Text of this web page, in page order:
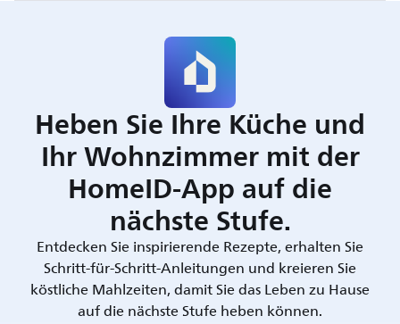
Heben Sie Ihre Küche und
Ihr Wohnzimmer mit der
HomeID-App auf die
nächste Stufe.
Entdecken Sie inspirierende Rezepte, erhalten Sie
Schritt-für-Schritt-Anleitungen und kreieren Sie
köstliche Mahlzeiten, damit Sie das Leben zu Hause
auf die nächste Stufe heben können.